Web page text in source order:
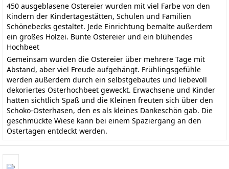
450 ausgeblasene Ostereier wurden mit viel Farbe von den
Kindern der Kindertagestätten, Schulen und Familien
Schönebecks gestaltet. Jede Einrichtung bemalte außerdem
ein großes Holzei. Bunte Ostereier und ein blühendes
Hochbeet
Gemeinsam wurden die Ostereier über mehrere Tage mit
Abstand, aber viel Freude aufgehängt. Frühlingsgefühle
werden außerdem durch ein selbstgebautes und liebevoll
dekoriertes Osterhochbeet geweckt. Erwachsene und Kinder
hatten sichtlich Spaß und die Kleinen freuten sich über den
Schoko-Osterhasen, den es als kleines Dankeschön gab. Die
geschmückte Wiese kann bei einem Spaziergang an den
Ostertagen entdeckt werden.